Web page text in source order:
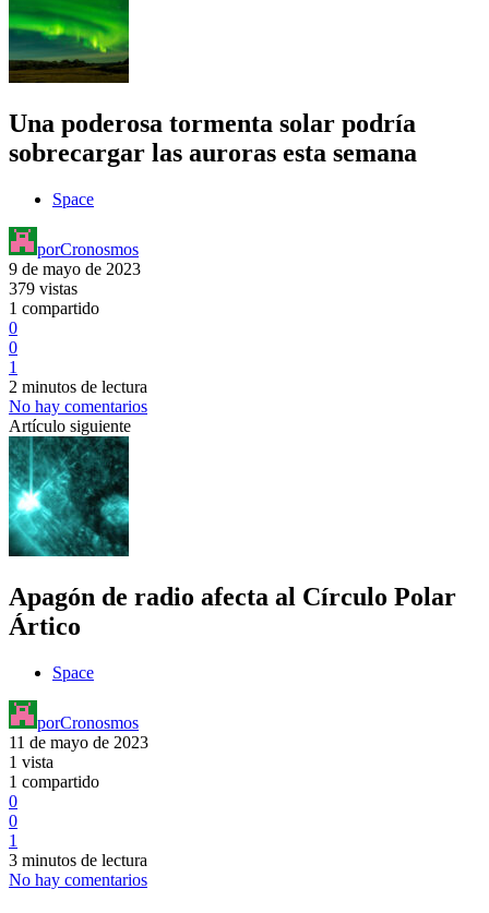
Una poderosa tormenta solar podría
sobrecargar las auroras esta semana
Space
porCronosmos
9 de mayo de 2023
379 vistas
1 compartido
0
0
1
2 minutos de lectura
No hay comentarios
Artículo siguiente
Apagón de radio afecta al Círculo Polar
Ártico
Space
porCronosmos
11 de mayo de 2023
1 vista
1 compartido
0
0
1
3 minutos de lectura
No hay comentarios